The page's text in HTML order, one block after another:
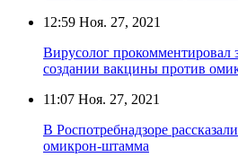
12:59 Ноя. 27, 2021
Вирусолог прокомментировал
создании вакцины против
11:07 Ноя. 27, 2021
В Роспотребнадзоре
омикрон-штамма